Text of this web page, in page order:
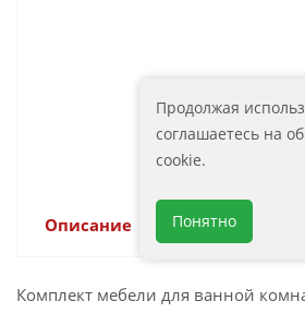
Артикул: AM-Gen-600-800-DS-F-
Описание
Комплект мебели для ванной
Продолжая
соглашаетесь на
cookie.
Понятно